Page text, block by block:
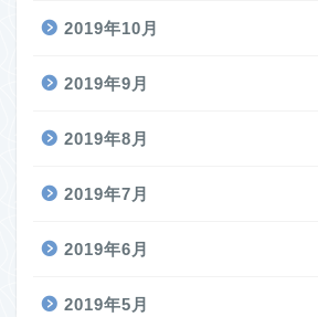
2019年10月
2019年9月
2019年8月
2019年7月
2019年6月
2019年5月